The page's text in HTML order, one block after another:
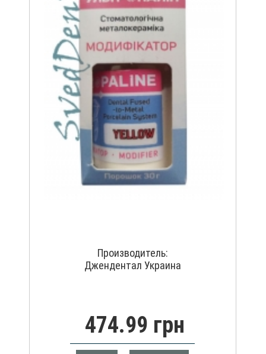
Производитель:
Джендентал Украина
474.99 грн